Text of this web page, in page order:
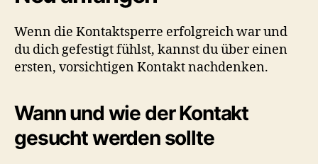
Wenn die Kontaktsperre erfolgreich war und
du dich gefestigt fühlst, kannst du über einen
ersten, vorsichtigen Kontakt nachdenken.
Wann und wie der Kontakt
gesucht werden sollte